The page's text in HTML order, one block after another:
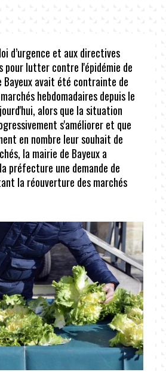
d’urgence et aux directives
pour lutter contre l'épidémie de
Bayeux avait été contrainte de
hebdomadaires depuis le
alors que la situation
s'améliorer et que
en nombre leur souhait de
la mairie de Bayeux a
préfecture une demande de
la réouverture des marchés